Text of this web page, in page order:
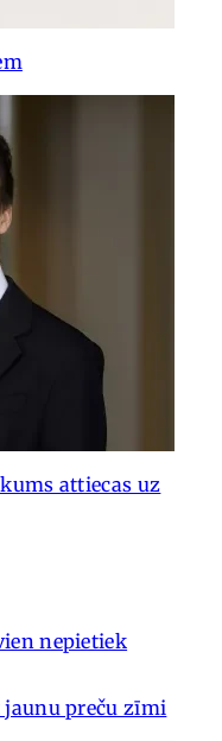
attiecas uz
nepietiek
preču zīmi